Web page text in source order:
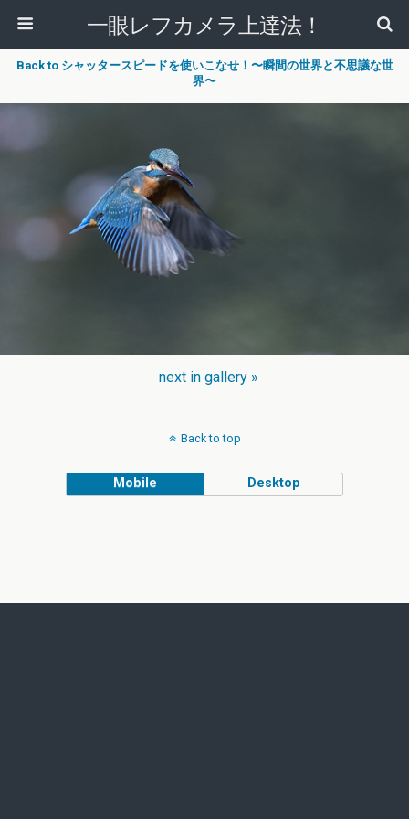
一眼レフカメラ上達法！
Back to シャッタースピードを使いこなせ！〜瞬間の世界と不思議な世
界〜
next in gallery »
Back to top
Mobile Desktop